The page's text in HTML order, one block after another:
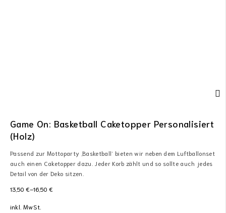
Game On: Basketball Caketopper Personalisiert
(Holz)
Passend zur Mottoparty ‚Basketball‘ bieten wir neben dem Luftballonset
auch einen Caketopper dazu. Jeder Korb zählt und so sollte auch jedes
Detail von der Deko sitzen.
13,50 €–16,50 €
inkl. MwSt.